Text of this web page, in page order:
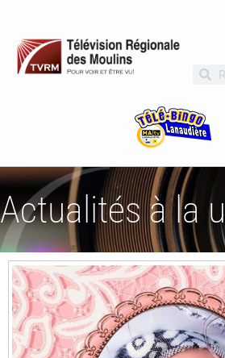
Actualités à la